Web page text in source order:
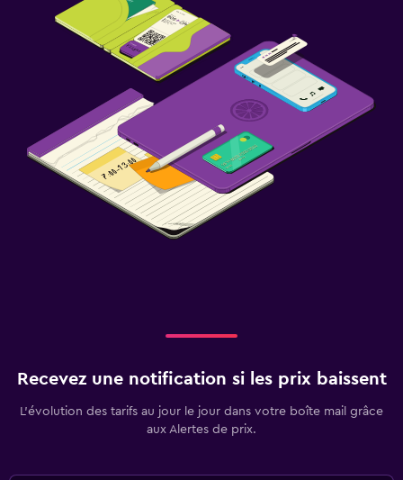
Recevez une notification si les prix baissent
L’évolution des tarifs au jour le jour dans votre boîte mail grâce
aux Alertes de prix.